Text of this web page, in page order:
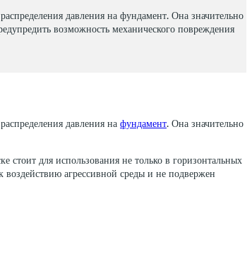
давления на фундамент. Она значительно
возможность механического повреждения
давления на фундамент. Она значительно
стоит для использования не только в горизонтальных
агрессивной среды и не подвержен